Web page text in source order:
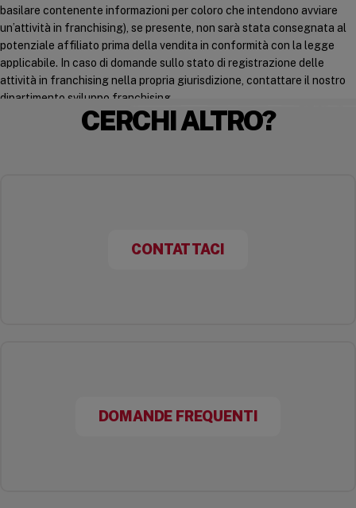
basilare contenente informazioni per coloro che intendono avviare
un’attività in franchising), se presente, non sarà stata consegnata al
potenziale affiliato prima della vendita in conformità con la legge
applicabile. In caso di domande sullo stato di registrazione delle
attività in franchising nella propria giurisdizione, contattare il nostro
dipartimento sviluppo franchising.
CERCHI ALTRO?
CONTATTACI
DOMANDE FREQUENTI